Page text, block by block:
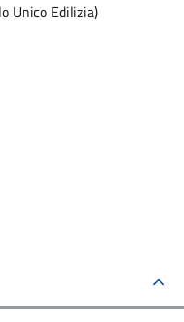
Unico Edilizia)